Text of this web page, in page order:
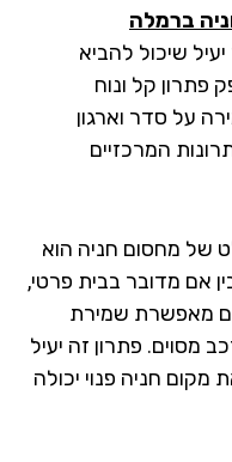
להביא
קל ונוח
סדר וארגון
המרכזיים
מחסום חניה הוא
מדובר בבית פרטי,
שמירת
פתרון זה יעיל
חניה פנוי יכולה